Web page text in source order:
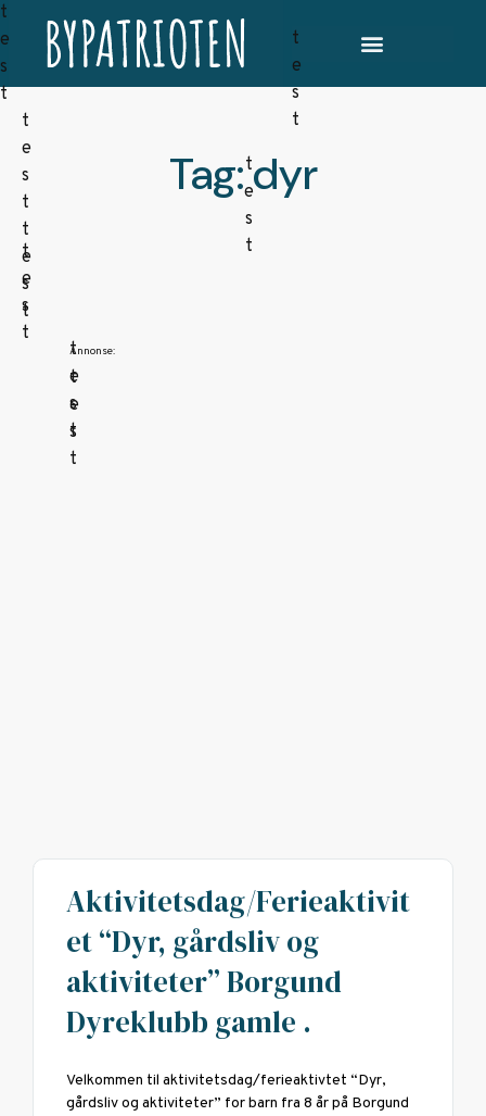
Tag: dyr
Annonse:
Aktivitetsdag/Ferieaktivit
et “Dyr, gårdsliv og
aktiviteter” Borgund
Dyreklubb gamle .
Velkommen til aktivitetsdag/ferieaktivtet “Dyr,
gårdsliv og aktiviteter” for barn fra 8 år på Borgund